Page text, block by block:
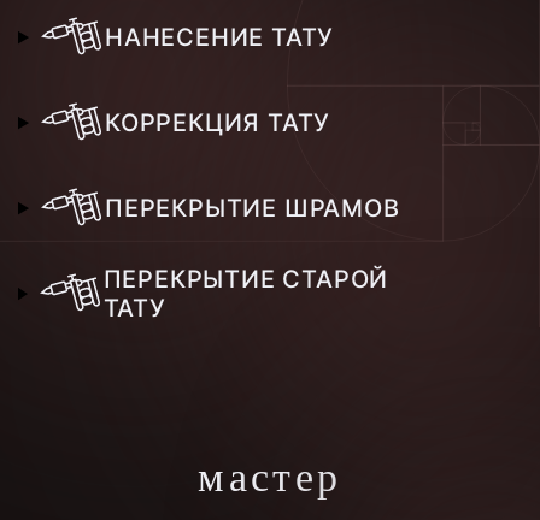
НАНЕСЕНИЕ ТАТУ
КОРРЕКЦИЯ ТАТУ
ПЕРЕКРЫТИЕ ШРАМОВ
ПЕРЕКРЫТИЕ СТАРОЙ
ТАТУ
мастер